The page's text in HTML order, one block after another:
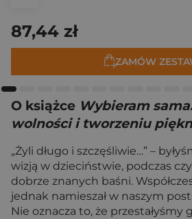
87,44 zł
ZAMÓW
O książce Wybieram
wolności i tworzeniu
„Żyli długo i szczęśliwie…” –
wizją w dzieciństwie, podczas
dobrze znanych baśni.
jednak namieszał w naszym
Nie oznacza to, że przestałyśmy